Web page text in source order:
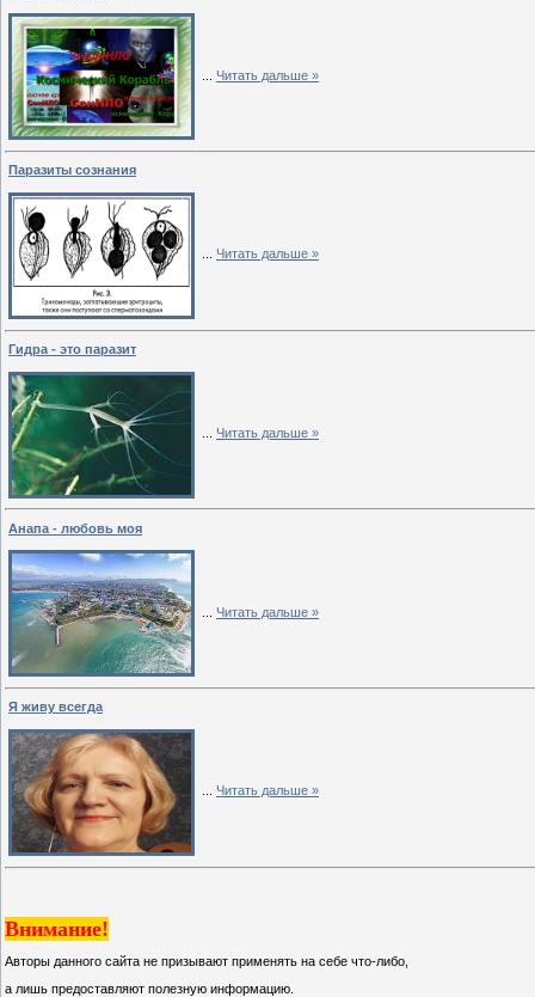
Читать дальше »
Паразиты сознания
Читать дальше »
Гидра - это паразит
Читать дальше »
Анапа - любовь моя
Читать дальше »
Я живу всегда
Читать дальше »
Внимание!
Авторы данного сайта не призывают применять на себе что-либо,
а лишь предоставляют полезную информацию.